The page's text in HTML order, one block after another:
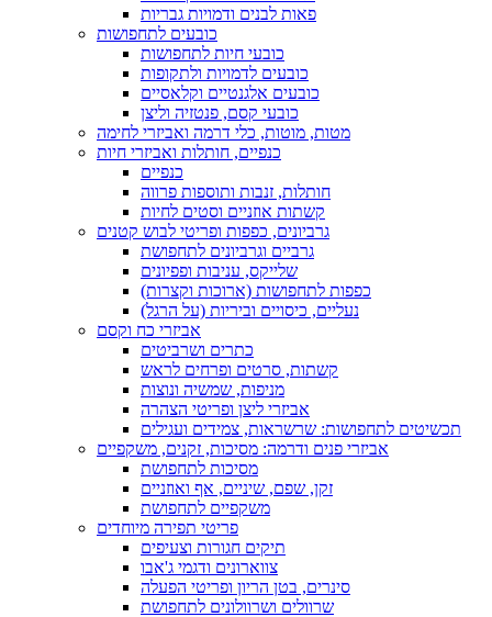
פאות לבנים ודמויות גבריות
כובעים לתחפושות
כובעי חיות לתחפושות
כובעים לדמויות ולתקופות
כובעים אלגנטיים וקלאסיים
כובעי קסם, פנטזיה וליצן
מטות, מוטות, כלי דרמה ואביזרי לחימה
כנפיים, חותלות ואביזרי חיות
כנפיים
חותלות, זנבות ותוספות פרווה
קשתות אוזניים וסטים לחיות
גרביונים, כפפות ופריטי לבוש קטנים
גרביים וגרביונים לתחפושת
שלייקס, עניבות ופפיונים
כפפות לתחפושות (ארוכות וקצרות)
נעליים, כיסויים וביריות (על הרגל)
אביזרי כח וקסם
כתרים ושרביטים
קשתות, סרטים ופרחים לראש
מניפות, שמשיה ונוצות
אביזרי ליצן ופריטי הצהרה
תכשיטים לתחפושות: שרשראות, צמידים ועגילים
אביזרי פנים ודרמה: מסיכות, זקנים, משקפיים
מסיכות לתחפושת
זקן, שפם, שיניים, אף ואוזניים
משקפיים לתחפושת
פריטי תפירה מיוחדים
תיקים חגורות וצעיפים
צווארונים ודגמי ג'אבו
סינרים, בטן הריון ופריטי הפעלה
שרוולים ושרוולונים לתחפושת